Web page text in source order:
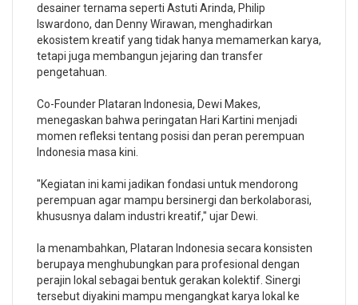
desainer ternama seperti Astuti Arinda, Philip
Iswardono, dan Denny Wirawan, menghadirkan
ekosistem kreatif yang tidak hanya memamerkan karya,
tetapi juga membangun jejaring dan transfer
pengetahuan.
Co-Founder Plataran Indonesia, Dewi Makes,
menegaskan bahwa peringatan Hari Kartini menjadi
momen refleksi tentang posisi dan peran perempuan
Indonesia masa kini.
"Kegiatan ini kami jadikan fondasi untuk mendorong
perempuan agar mampu bersinergi dan berkolaborasi,
khususnya dalam industri kreatif," ujar Dewi.
Ia menambahkan, Plataran Indonesia secara konsisten
berupaya menghubungkan para profesional dengan
perajin lokal sebagai bentuk gerakan kolektif. Sinergi
tersebut diyakini mampu mengangkat karya lokal ke